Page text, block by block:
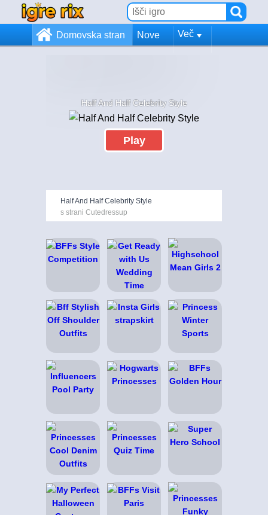
Domovska stran Nove Več
Half And Half Celebrity Style
Play
Half And Half Celebrity Style
s strani Cutedressup